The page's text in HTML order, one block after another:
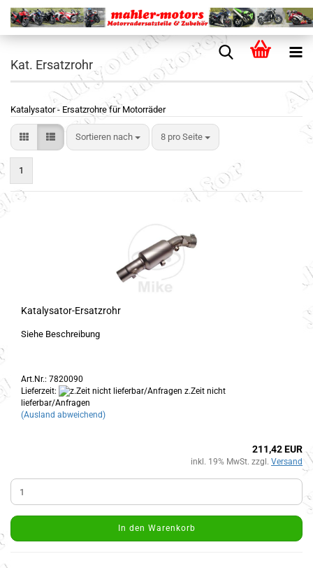
Kat. Ersatzrohr
Katalysator - Ersatzrohre für Motorräder
Sortieren nach 8 pro Seite
1
Katalysator-Ersatzrohr
Siehe Beschreibung
Art.Nr.: 7820090
Lieferzeit:
z.Zeit nicht
lieferbar/Anfragen
(Ausland abweichend)
211,42 EUR
inkl. 19% MwSt. zzgl. Versand
In den Warenkorb